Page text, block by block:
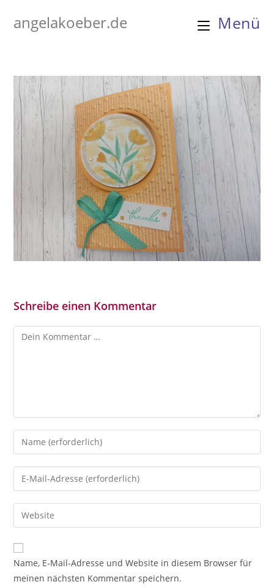
Inhaltangelakoeber.de Menü
Schreibe einen Kommentar
Kommentar
Gib
deinen
Namen
oder
zum
Kommentieren
ein
Gib
deine
E-
Mail-
zum
Kommentieren
ein
Gib
deine
Website-
URL
Name, E-Mail-Adresse und Website in diesem Browser für
meinen nächsten Kommentar speichern.